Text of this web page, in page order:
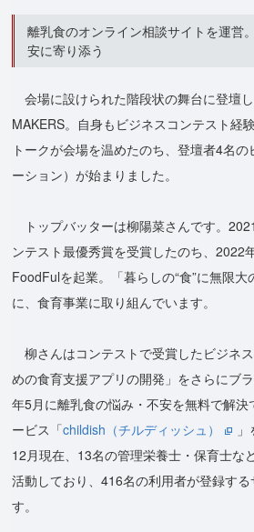
離乳食のオンライン相談サイトを運営
安に寄り添う
会場に設けられた階段状の舞台に登壇
MAKERS。自身もビジネスコンテスト経
トークが会場を温めたのち、登壇者4名
ーション）が始まりました。
トップバッターは柳陽菜さんです。
ンテスト最優秀賞を受賞したのち、2022
FoodFulを起業。「暮らしの“食”に無限
に、食育事業に取り組んでいます。
柳さんはコンテストで受賞したビジネ
めの食育支援アプリの開発」をさらにブ
年5月に離乳食の悩み・不安を無料で解
ービス「childish（チルディッシュ）
12月現在、13名の管理栄養士・保育士な
活動しており、416名の利用者が登録す
す。